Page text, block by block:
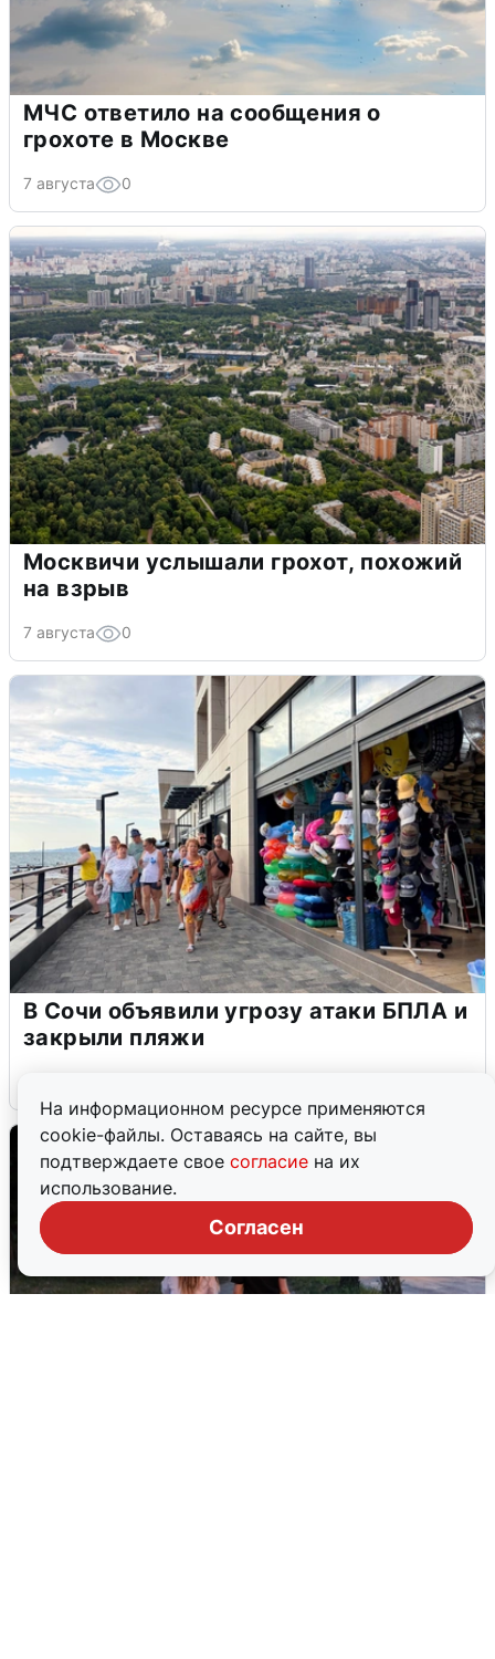
На информационном ресурсе применяются
cookie-файлы. Оставаясь на сайте, вы
подтверждаете свое согласие на их
использование.
Согласен
МЧС ответило на сообщения о
грохоте в Москве
7 августа 0
Москвичи услышали грохот, похожий
на взрыв
7 августа 0
В Сочи объявили угрозу атаки БПЛА и
закрыли пляжи